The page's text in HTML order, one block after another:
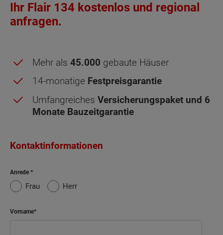
Ihr Flair 134 kostenlos und regional
anfragen.
Mehr als 45.000 gebaute Häuser
14-monatige Festpreisgarantie
Umfangreiches Versicherungspaket und 6
Monate Bauzeitgarantie
Kontaktinformationen
Anrede
Frau Herr
Vorname